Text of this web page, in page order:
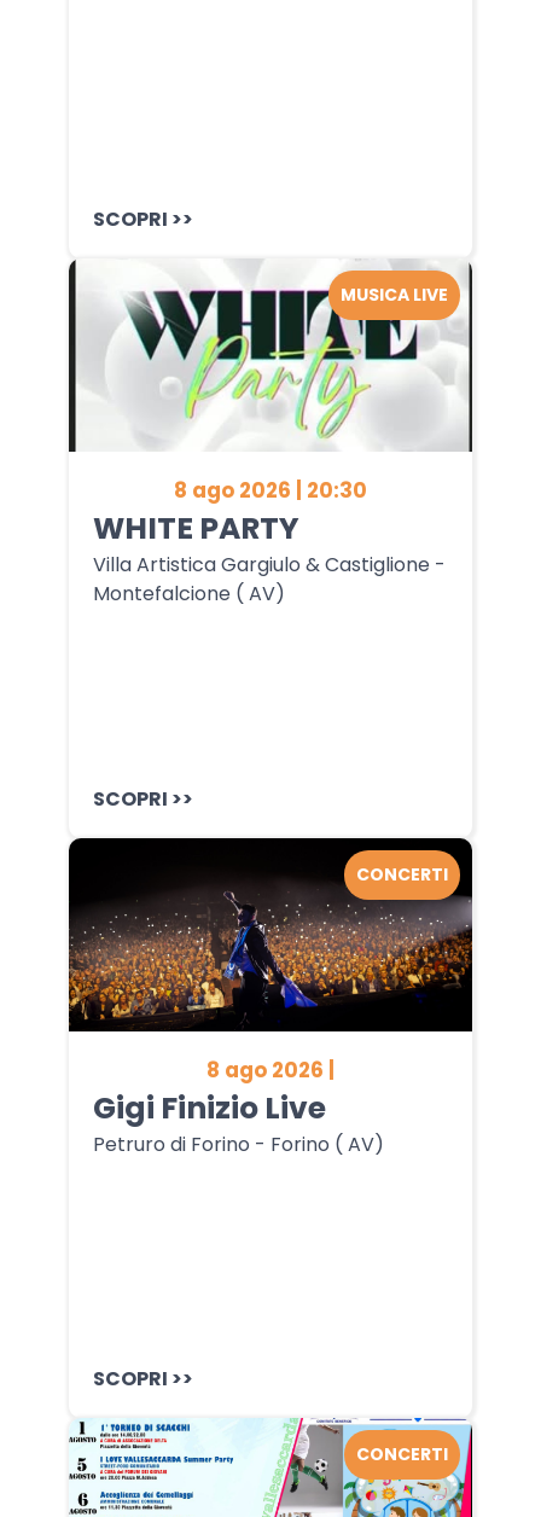
SCOPRI >>
8 ago 2026 | 20:30
WHITE PARTY
Villa Artistica Gargiulo & Castiglione -
Montefalcione ( AV)
SCOPRI >>
MUSICA LIVE
8 ago 2026 |
Gigi Finizio Live
Petruro di Forino - Forino ( AV)
SCOPRI >>
CONCERTI
CONCERTI